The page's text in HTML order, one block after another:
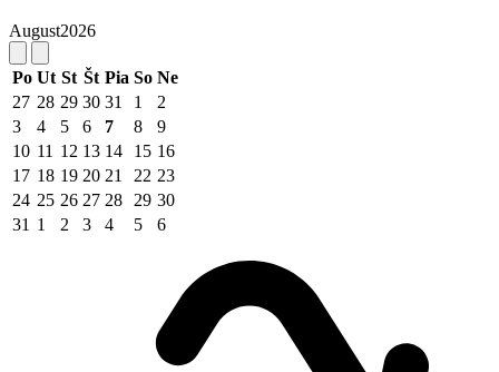
August2026
Po Ut St Št Pia So Ne
27 28 29 30 31 1
2
3
4 5 6 7 8
9
10 11 12 13 14 15 16
17 18 19 20 21 22 23
24 25 26 27 28 29 30
31 1 2 3 4 5 6